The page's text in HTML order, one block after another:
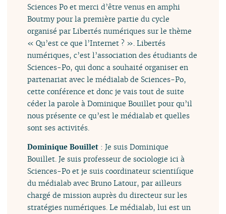
Sciences Po et merci d’être venus en amphi
Boutmy pour la première partie du cycle
organisé par Libertés numériques sur le thème
« Qu’est ce que l’Internet ? ». Libertés
numériques, c’est l’association des étudiants de
Sciences-Po, qui donc a souhaité organiser en
partenariat avec le médialab de Sciences-Po,
cette conférence et donc je vais tout de suite
céder la parole à Dominique Bouillet pour qu’il
nous présente ce qu’est le médialab et quelles
sont ses activités.
Dominique Bouillet : Je suis Dominique
Bouillet. Je suis professeur de sociologie ici à
Sciences-Po et je suis coordinateur scientifique
du médialab avec Bruno Latour, par ailleurs
chargé de mission auprès du directeur sur les
stratégies numériques. Le médialab, lui est un